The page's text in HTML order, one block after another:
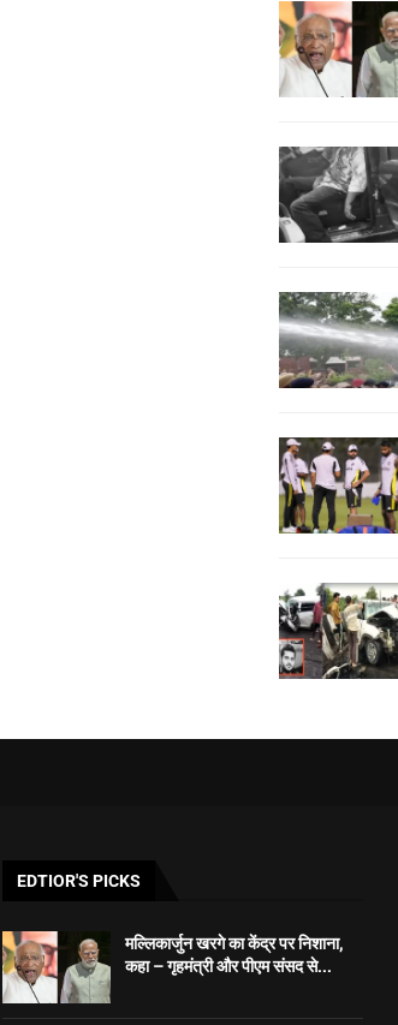
EDTIOR'S PICKS
मल्लिकार्जुन खरगे का केंद्र पर निशाना,
कहा – गृहमंत्री और पीएम संसद से...